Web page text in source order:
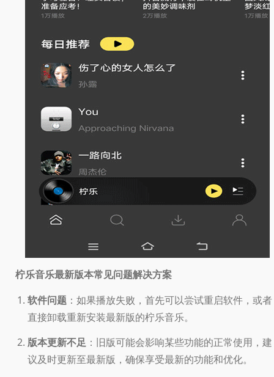
柠乐音乐最新版本常见问题解决方案
软件问题 ：如果播放失败，首先可以尝试重启软件，或者
直接卸载重新安装最新版的柠乐音乐。
版本更新不足 ：旧版可能会影响某些功能的正常使用，建
议及时更新至最新版，确保享受最新的功能和优化。